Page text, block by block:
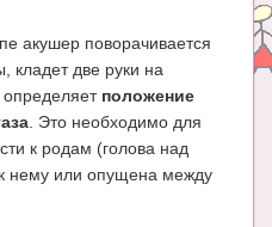
акушер поворачивается
кладет две руки на
положение
. Это необходимо для
к родам (голова над
нему или опущена между